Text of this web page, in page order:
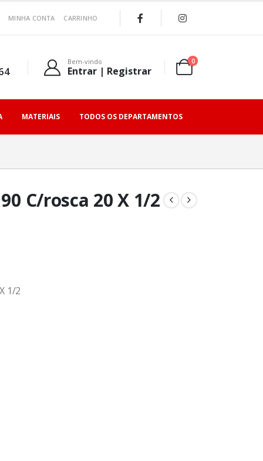
MINHA CONTA CARRINHO
Bem-vindo
Entrar | Registrar
0
MATERIAIS TODOS OS DEPARTAMENTOS
C/rosca 20 X 1/2
1/2